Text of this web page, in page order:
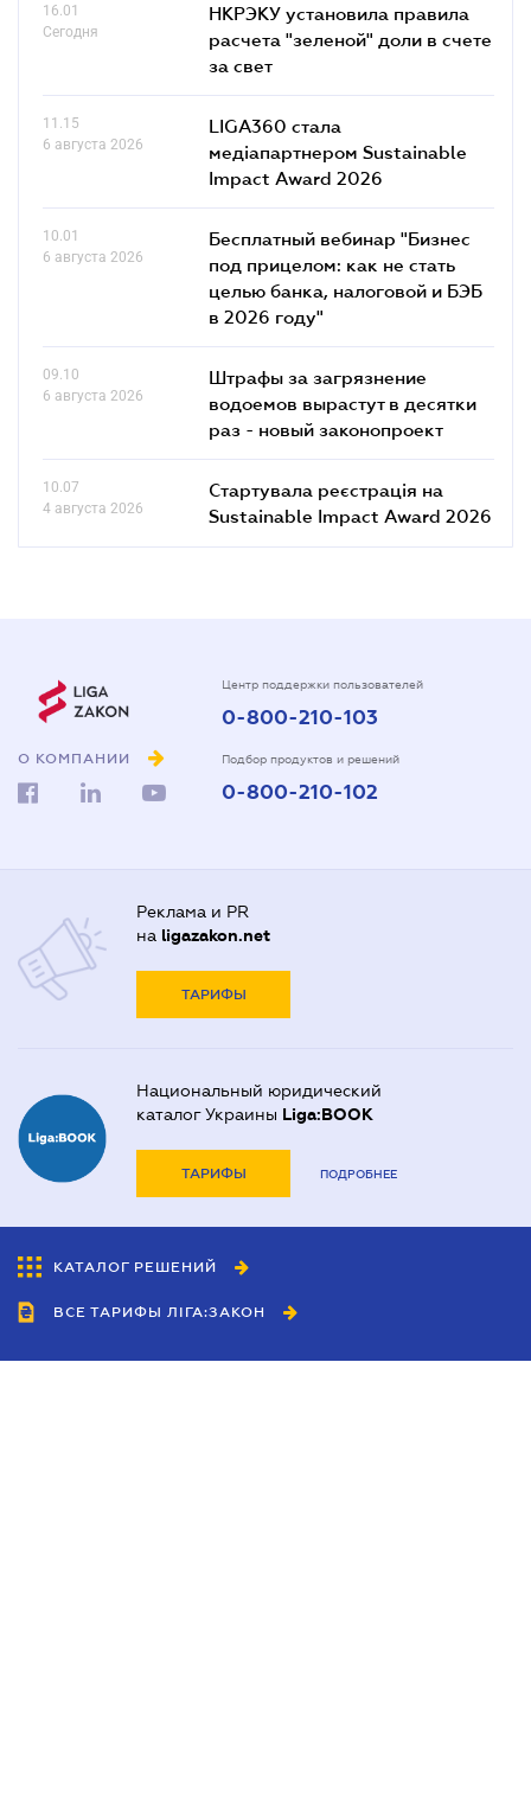
16.01
Сегодня
НКРЭКУ установила правила
расчета "зеленой" доли в счете
за свет
11.15
6 августа 2026
LIGA360 стала
медіапартнером Sustainable
Impact Award 2026
10.01
6 августа 2026
Бесплатный вебинар "Бизнес
под прицелом: как не стать
целью банка, налоговой и БЭБ
в 2026 году"
09.10
6 августа 2026
Штрафы за загрязнение
водоемов вырастут в десятки
раз - новый законопроект
10.07
4 августа 2026
Стартувала реєстрація на
Sustainable Impact Award 2026
О КОМПАНИИ
Центр поддержки пользователей
0-800-210-103
Подбор продуктов и решений
0-800-210-102
Реклама и PR
на ligazakon.net
ТАРИФЫ
Национальный юридический
каталог Украины Liga:BOOK
ТАРИФЫ ПОДРОБНЕЕ
КАТАЛОГ РЕШЕНИЙ
ВСЕ ТАРИФЫ ЛІГА:ЗАКОН